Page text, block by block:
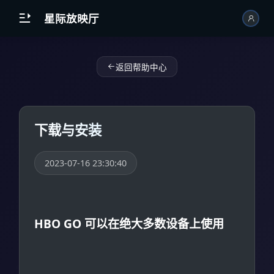
 星际放映厅
返回帮助中心
下载与安装
2023-07-16 23:30:40
HBO GO 可以在绝大多数设备上使用